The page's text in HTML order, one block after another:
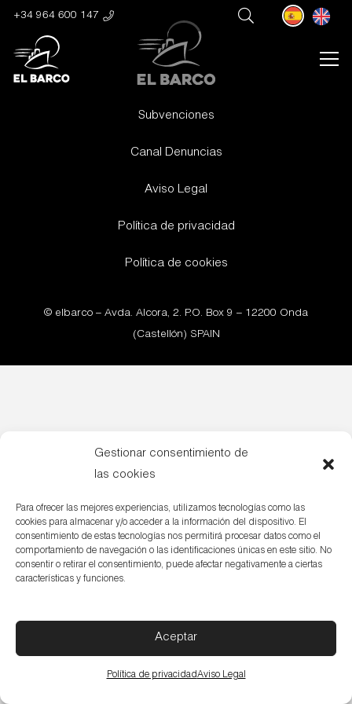
Gestionar consentimiento de
las cookies
Para ofrecer las mejores experiencias, utilizamos tecnologías como las
cookies para almacenar y/o acceder a la información del dispositivo. El
consentimiento de estas tecnologías nos permitirá procesar datos como el
comportamiento de navegación o las identificaciones únicas en este sitio. No
consentir o retirar el consentimiento, puede afectar negativamente a ciertas
características y funciones.
Aceptar
Política de privacidadAviso Legal
+34 964 600 147
Subvenciones
Canal Denuncias
Aviso Legal
Política de privacidad
Política de cookies
© elbarco – Avda. Alcora, 2. P.O. Box 9 – 12200 Onda
(Castellón) SPAIN